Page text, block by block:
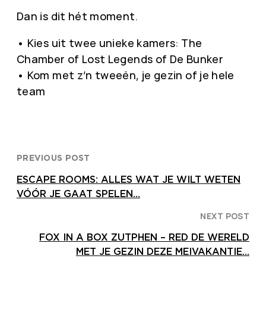
Dan is dit hét moment.
• Kies uit twee unieke kamers: The
Chamber of Lost Legends of De Bunker
• Kom met z’n tweeën, je gezin of je hele
team
PREVIOUS POST
ESCAPE ROOMS: ALLES WAT JE WILT WETEN
VÓÓR JE GAAT SPELEN…
NEXT POST
FOX IN A BOX ZUTPHEN – RED DE WERELD
MET JE GEZIN DEZE MEIVAKANTIE…